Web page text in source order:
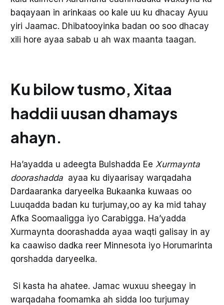
baqayaan in arinkaas oo kale uu ku dhacay Ayuu
yiri Jaamac. Dhibatooyinka badan oo soo dhacay
xili hore ayaa sabab u ah wax maanta taagan.
Ku bilow tusmo, Xitaa
haddii uusan dhamays
ahayn.
Ha’ayadda u adeegta Bulshadda Ee Xurmaynta
doorashadda ayaa ku diyaarisay warqadaha
Dardaaranka daryeelka Bukaanka kuwaas oo
Luuqadda badan ku turjumay,oo ay ka mid tahay
Afka Soomaaligga iyo Carabigga. Ha’yadda
Xurmaynta doorashadda ayaa waqti galisay in ay
ka caawiso dadka reer Minnesota iyo Horumarinta
qorshadda daryeelka.
Si kasta ha ahatee. Jamac wuxuu sheegay in
warqadaha foomamka ah sidda loo turjumay